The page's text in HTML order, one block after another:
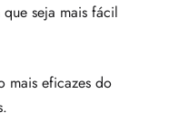
seja mais fácil
mais eficazes do